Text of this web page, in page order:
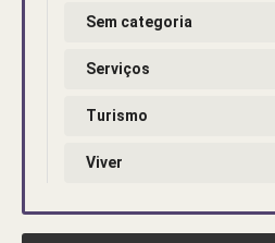
Sem categoria
Serviços
Turismo
Viver